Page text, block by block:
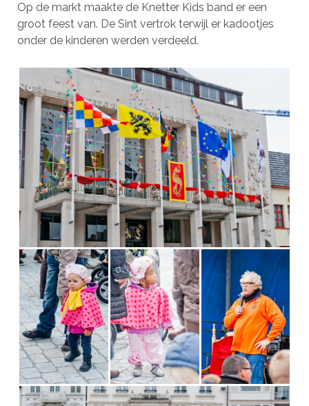
Op de markt maakte de Knetter Kids band er een
groot feest van. De Sint vertrok terwijl er kadootjes
onder de kinderen werden verdeeld.